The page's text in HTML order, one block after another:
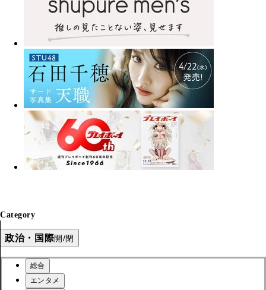
Category
政治・国際開/閉
総合
エンタメ